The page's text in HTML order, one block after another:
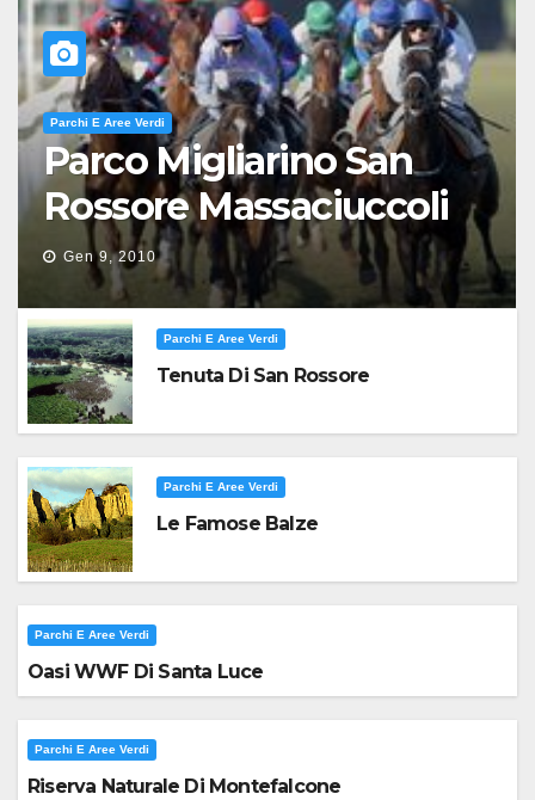
Parchi E Aree Verdi
Parco Migliarino San
Rossore Massaciuccoli
Gen 9, 2010
Parchi E Aree Verdi
Tenuta Di San Rossore
Parchi E Aree Verdi
Le Famose Balze
Parchi E Aree Verdi
Oasi WWF Di Santa Luce
Parchi E Aree Verdi
Riserva Naturale Di Montefalcone